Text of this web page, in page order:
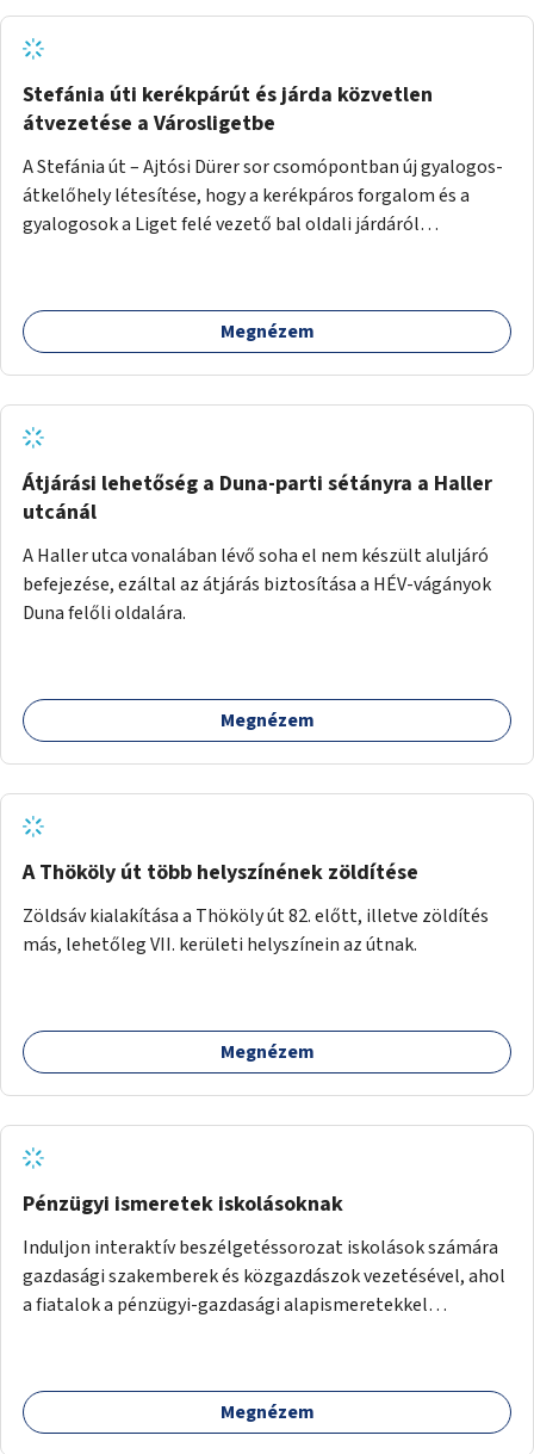
Stefánia úti kerékpárút és járda közvetlen
átvezetése a Városligetbe
A Stefánia út – Ajtósi Dürer sor csomópontban új gyalogos-
átkelőhely létesítése, hogy a kerékpáros forgalom és a
gyalogosok a Liget felé vezető bal oldali járdáról
Megnézem
Átjárási lehetőség a Duna-parti sétányra a Haller
utcánál
A Haller utca vonalában lévő soha el nem készült aluljáró
befejezése, ezáltal az átjárás biztosítása a HÉV-vágányok
Duna felőli oldalára.
Megnézem
A Thököly út több helyszínének zöldítése
Zöldsáv kialakítása a Thököly út 82. előtt, illetve zöldítés
más, lehetőleg VII. kerületi helyszínein az útnak.
Megnézem
Pénzügyi ismeretek iskolásoknak
Induljon interaktív beszélgetéssorozat iskolások számára
gazdasági szakemberek és közgazdászok vezetésével, ahol
a fiatalok a pénzügyi-gazdasági alapismeretekkel
számára, önkormányzati intézményben vagy külső
helyszínen iskolai együttműködéssel. A szervezést az
Megnézem